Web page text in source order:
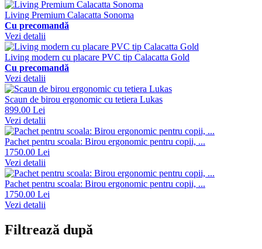
Living Premium Calacatta Sonoma
Cu precomandă
Vezi detalii
Living modern cu placare PVC tip Calacatta Gold
Cu precomandă
Vezi detalii
Scaun de birou ergonomic cu tetiera Lukas
899.00 Lei
Vezi detalii
Pachet pentru scoala: Birou ergonomic pentru copii, ...
1750.00 Lei
Vezi detalii
Pachet pentru scoala: Birou ergonomic pentru copii, ...
1750.00 Lei
Vezi detalii
Filtrează după